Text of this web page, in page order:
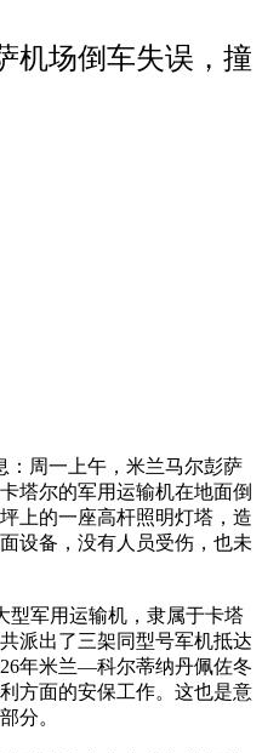
机场倒车失误，撞
：周一上午，米兰马尔彭萨
塔尔的军用运输机在地面倒
上的一座高杆照明灯塔，造
设备，没有人员受伤，也未
型军用运输机，隶属于卡塔
派出了三架同型号军机抵达
年米兰—科尔蒂纳丹佩佐冬
方面的安保工作。这也是意
分。